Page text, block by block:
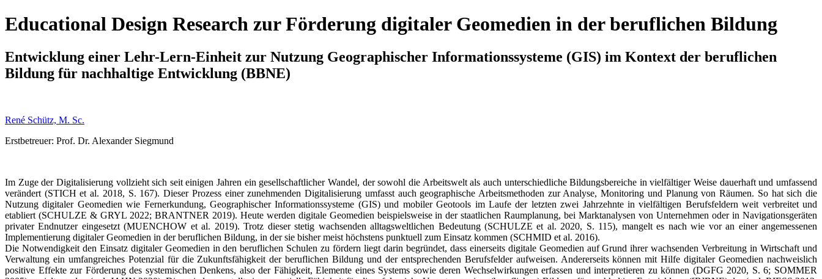
Educational Design Research zur Förderung digitaler Geomedien in der beruflichen Bildung
Entwicklung einer Lehr-Lern-Einheit zur Nutzung Geographischer Informationssysteme (GIS) im Kontext der beruflichen
Bildung für nachhaltige Entwicklung (BBNE)
René Schütz, M. Sc.
Erstbetreuer: Prof. Dr. Alexander Siegmund
Im Zuge der Digitalisierung vollzieht sich seit einigen Jahren ein gesellschaftlicher Wandel, der sowohl die Arbeitswelt als auch unterschiedliche Bildungsbereiche in vielfältiger Weise dauerhaft und umfassend
verändert (STICH et al. 2018, S. 167). Dieser Prozess einer zunehmenden Digitalisierung umfasst auch geographische Arbeitsmethoden zur Analyse, Monitoring und Planung von Räumen. So hat sich die
Nutzung digitaler Geomedien wie Fernerkundung, Geographischer Informationssysteme (GIS) und mobiler Geotools im Laufe der letzten zwei Jahrzehnte in vielfältigen Berufsfeldern weit verbreitet und
etabliert (SCHULZE & GRYL 2022; BRANTNER 2019). Heute werden digitale Geomedien beispielsweise in der staatlichen Raumplanung, bei Marktanalysen von Unternehmen oder in Navigationsgeräten
privater Endnutzer eingesetzt (MUENCHOW et al. 2019). Trotz dieser stetig wachsenden alltagsweltlichen Bedeutung (SCHULZE et al. 2020, S. 115), mangelt es nach wie vor an einer angemessenen
Implementierung digitaler Geomedien in der beruflichen Bildung, in der sie bisher meist höchstens punktuell zum Einsatz kommen (SCHMID et al. 2016).
Die Notwendigkeit den Einsatz digitaler Geomedien in den beruflichen Schulen zu fördern liegt darin begründet, dass einerseits digitale Geomedien auf Grund ihrer wachsenden Verbreitung in Wirtschaft und
Verwaltung ein umfangreiches Potenzial für die Zukunftsfähigkeit der beruflichen Bildung und der entsprechenden Berufsfelder aufweisen. Andererseits können mit Hilfe digitaler Geomedien nachweislich
positive Effekte zur Förderung des systemischen Denkens, also der Fähigkeit, Elemente eines Systems sowie deren Wechselwirkungen erfassen und interpretieren zu können (DGFG 2020, S. 6; SOMMER